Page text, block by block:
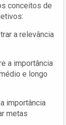
conceitos de
a relevância
a importância
e longo
importância
metas